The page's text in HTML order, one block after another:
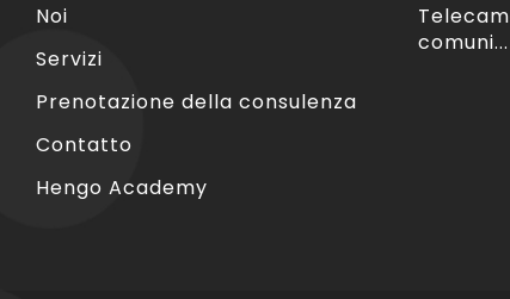
Noi
Servizi
Prenotazione della consulenza
Contatto
Hengo Academy
comuni...